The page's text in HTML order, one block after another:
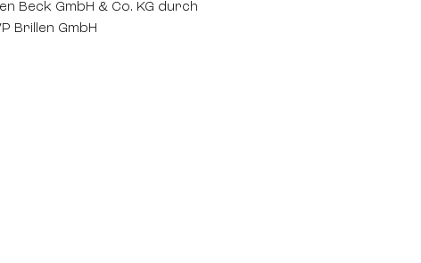
Beck GmbH & Co. KG durch
Brillen GmbH